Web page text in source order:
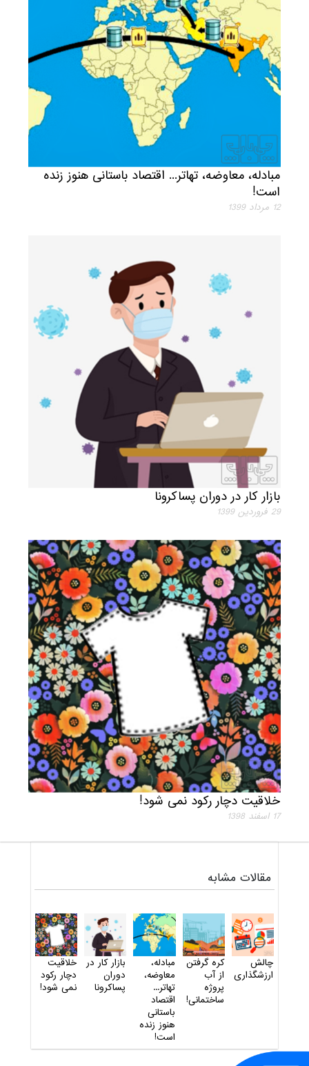
مبادله، معاوضه، تهاتر... اقتصاد باستانی هنوز زنده
است!
12 مرداد 1399
بازار کار در دوران پساکرونا
29 فروردين 1399
خلاقیت دچار رکود نمی شود!
17 اسفند 1398
مقالات مشابه
چالش
ارزشگذاری
کره گرفتن
از آب
پروژه
ساختمانی!
مبادله،
معاوضه،
تهاتر...
اقتصاد
باستانی
هنوز زنده
است!
بازار کار در
دوران
پساکرونا
خلاقیت
دچار رکود
نمی شود!